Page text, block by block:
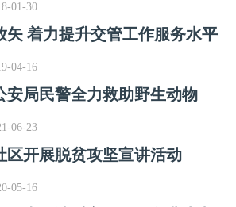
01-30
矢 着力提升交管工作服务水平
04-16
安局民警全力救助野生动物
06-23
区开展脱贫攻坚宣讲活动
05-16